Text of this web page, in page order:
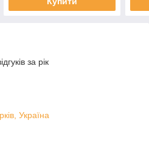
за рік
Україна